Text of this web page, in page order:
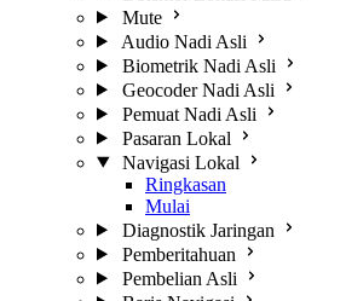
Mute
Audio Nadi Asli
Biometrik Nadi Asli
Geocoder Nadi Asli
Pemuat Nadi Asli
Pasaran Lokal
Navigasi Lokal
Ringkasan
Mulai
Diagnostik Jaringan
Pemberitahuan
Pembelian Asli